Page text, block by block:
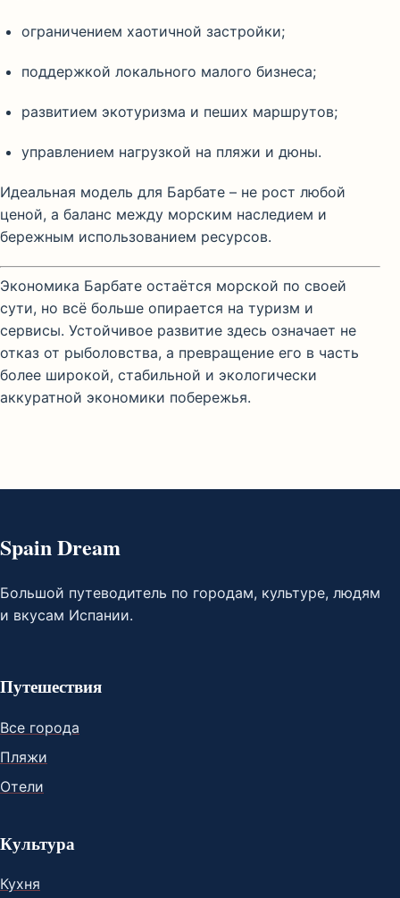
ограничением хаотичной застройки;
поддержкой локального малого бизнеса;
развитием экотуризма и пеших маршрутов;
управлением нагрузкой на пляжи и дюны.
Идеальная модель для Барбате – не рост любой
ценой, а баланс между морским наследием и
бережным использованием ресурсов.
Экономика Барбате остаётся морской по своей
сути, но всё больше опирается на туризм и
сервисы. Устойчивое развитие здесь означает не
отказ от рыболовства, а превращение его в часть
более широкой, стабильной и экологически
аккуратной экономики побережья.
Spain Dream
Большой путеводитель по городам, культуре, людям
и вкусам Испании.
Путешествия
Все города
Пляжи
Отели
Культура
Кухня